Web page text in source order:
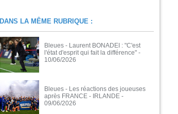
DANS LA MÊME RUBRIQUE :
Bleues - Laurent BONADEI : "C'est
l'état d'esprit qui fait la différence" -
10/06/2026
Bleues - Les réactions des joueuses
après FRANCE - IRLANDE -
09/06/2026